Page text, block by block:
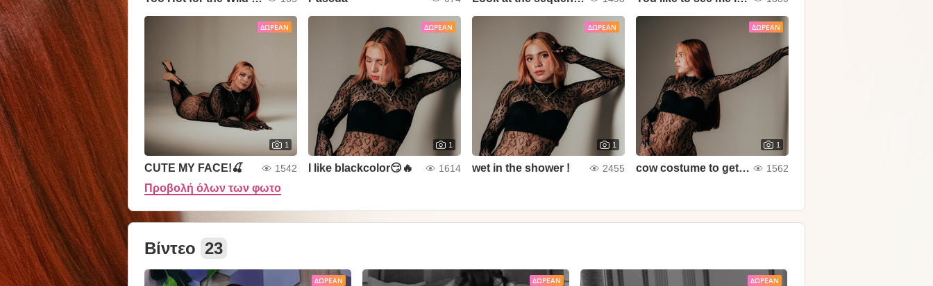
ΔΩΡΕΆΝ
1
CUTE MY FACE!🍒 1542
ΔΩΡΕΆΝ
1
I like blackcolor😏🔥 1614
ΔΩΡΕΆΝ
1
wet in the shower ! 2455
ΔΩΡΕΆΝ
1
cow costume to get milks!! 1562
Προβολή όλων των φωτο
Βίντεο 23
ΔΩΡΕΆΝ ΔΩΡΕΆΝ ΔΩΡΕΆΝ